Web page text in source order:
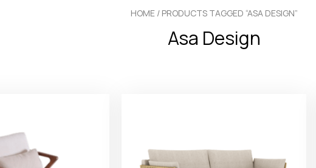
HOME/ PRODUCTS TAGGED “ASA DESIGN”
Asa Design